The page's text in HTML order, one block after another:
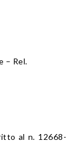
– Rel.
al n. 12668-